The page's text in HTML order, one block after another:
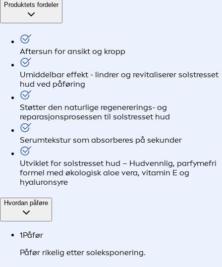
Produktets fordeler
Aftersun for ansikt og kropp
Umiddelbar effekt - lindrer og revitaliserer solstresset
hud ved påføring
Støtter den naturlige regenererings- og
reparasjonsprosessen til solstresset hud
Serumtekstur som absorberes på sekunder
Utviklet for solstresset hud – Hudvennlig, parfymefri
formel med økologisk aloe vera, vitamin E og
hyaluronsyre
Hvordan påføre
1Påfør
Påfør rikelig etter soleksponering.